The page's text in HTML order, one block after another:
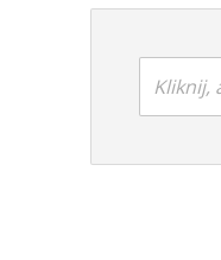
Kliknij,